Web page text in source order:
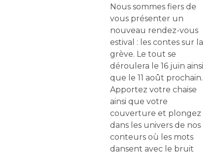
Nous sommes fiers de
vous présenter un
nouveau rendez-vous
estival : les contes sur la
grève. Le tout se
déroulera le 16 juin ainsi
que le 11 août prochain.
Apportez votre chaise
ainsi que votre
couverture et plongez
dans les univers de nos
conteurs où les mots
dansent avec le bruit